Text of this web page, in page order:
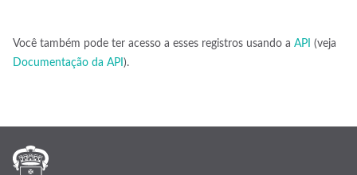
Você também pode ter acesso a esses registros usando a API (veja
Documentação da API ).